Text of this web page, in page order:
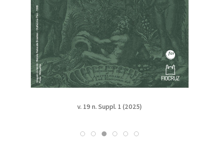
v. 19 n. Suppl. 1 (2025)